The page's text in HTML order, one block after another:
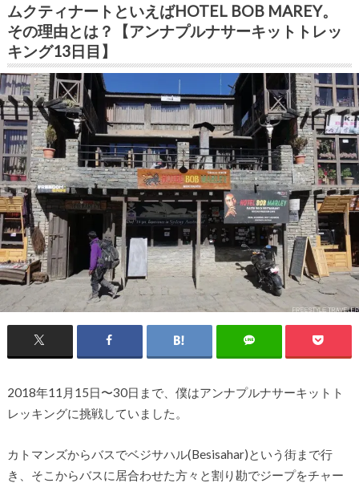
ムクティナートといえばHOTEL BOB MAREY。
その理由とは？【アンナプルナサーキットトレッ
キング13日目】
2018年11月15日〜30日まで、僕はアンナプルナサーキットト
レッキングに挑戦していました。
カトマンズからバスでベジサハル(Besisahar)という街まで行
き、そこからバスに居合わせた方々と割り勘でジープをチャー